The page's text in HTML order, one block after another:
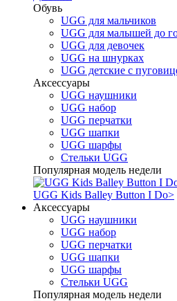
Обувь
UGG для мальчиков
UGG для малышей до
UGG для девочек
UGG на шнурках
UGG детские с
Аксессуары
UGG наушники
UGG набор
UGG перчатки
UGG шапки
UGG шарфы
Стельки UGG
Популярная модель недели
UGG Kids Balley Button I Do>
Аксессуары
UGG наушники
UGG набор
UGG перчатки
UGG шапки
UGG шарфы
Стельки UGG
Популярная модель недели